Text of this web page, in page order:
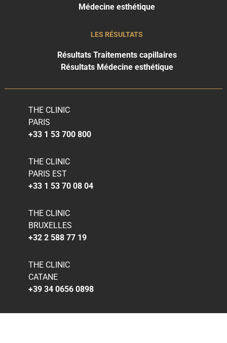
Médecine esthétique
LES RÉSULTATS
Résultats Traitements capillaires
Résultats Médecine esthétique
THE CLINIC
PARIS
+33 1 53 700 800
THE CLINIC
PARIS EST
+33 1 53 70 08 04
THE CLINIC
BRUXELLES
+32 2 588 77 19
THE CLINIC
CATANE
+39 34 0656 0898